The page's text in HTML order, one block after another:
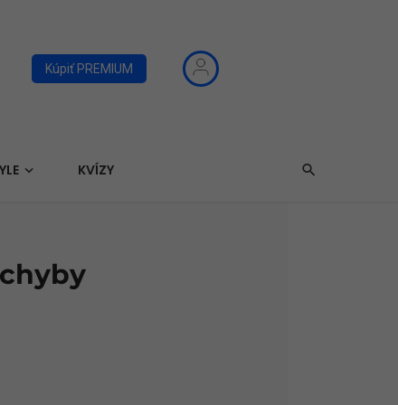
Kúpiť PREMIUM
KVÍZY